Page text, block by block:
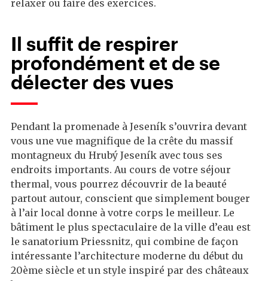
relaxer ou faire des exercices.
Il suffit de respirer
profondément et de se
délecter des vues
Pendant la promenade à Jeseník s’ouvrira devant
vous une vue magnifique de la crête du massif
montagneux du Hrubý Jeseník avec tous ses
endroits importants. Au cours de votre séjour
thermal, vous pourrez découvrir de la beauté
partout autour, conscient que simplement bouger
à l’air local donne à votre corps le meilleur. Le
bâtiment le plus spectaculaire de la ville d’eau est
le sanatorium Priessnitz, qui combine de façon
intéressante l’architecture moderne du début du
20ème siècle et un style inspiré par des châteaux